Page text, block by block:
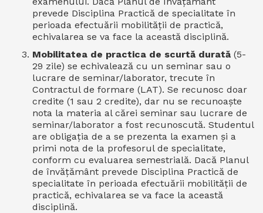
prevede Disciplina Practică de specialitate în
perioada efectuării mobilității de practică,
echivalarea se va face la această disciplină.
Mobilitatea de practica de scurtă durată (5-
29 zile) se echivalează cu un seminar sau o
lucrare de seminar/laborator, trecute în
Contractul de formare (LAT). Se recunosc doar
credite (1 sau 2 credite), dar nu se recunoaște
nota la materia al cărei seminar sau lucrare de
seminar/laborator a fost recunoscută. Studentul
are obligația de a se prezenta la examen și a
primi nota de la profesorul de specialitate,
conform cu evaluarea semestrială. Dacă Planul
de învățământ prevede Disciplina Practică de
specialitate în perioada efectuării mobilității de
practică, echivalarea se va face la această
disciplină.